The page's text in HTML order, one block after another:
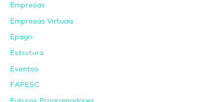
Empresas
Empresas Virtuais
Epagri
Estrutura
Eventos
FAPESC